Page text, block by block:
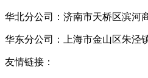
华北分公司：济南市天桥区滨河
华东分公司：上海市金山区朱泾
友情链接：